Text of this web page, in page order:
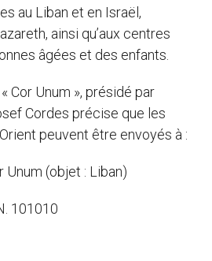
au Liban et en Israël,
ainsi qu’aux centres
âgées et des enfants.
Cor Unum », présidé par
Cordes précise que les
peuvent être envoyés à :
Unum (objet : Liban)
101010